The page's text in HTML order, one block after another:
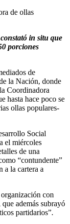
in situ que
porciones
de
la Nación, donde
Coordinadora
hasta hace poco se
ollas populares-
Social
el miércoles
de una
“contundente”
a la cartera a
con
además subrayó
partidarios”.